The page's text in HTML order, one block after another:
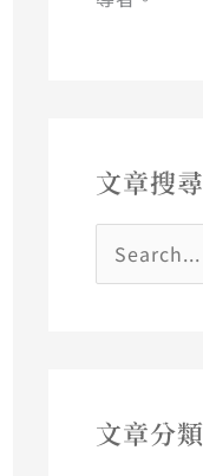
文章搜尋
文章分類